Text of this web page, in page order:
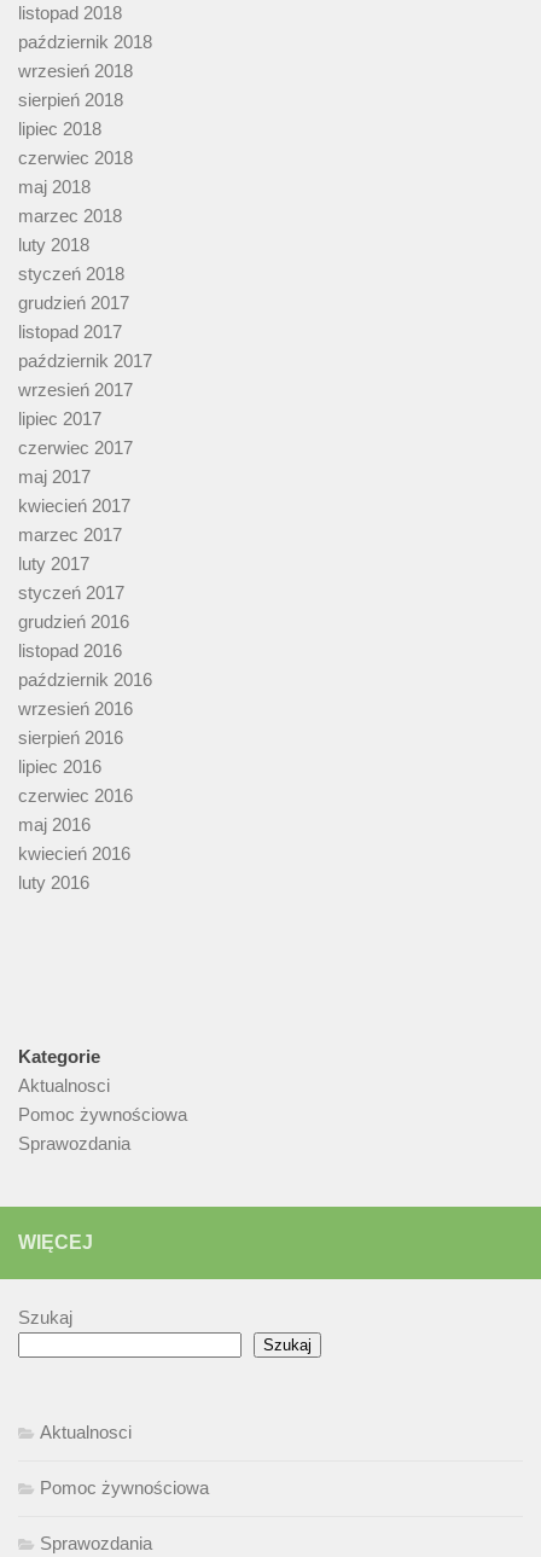
listopad 2018
październik 2018
wrzesień 2018
sierpień 2018
lipiec 2018
czerwiec 2018
maj 2018
marzec 2018
luty 2018
styczeń 2018
grudzień 2017
listopad 2017
październik 2017
wrzesień 2017
lipiec 2017
czerwiec 2017
maj 2017
kwiecień 2017
marzec 2017
luty 2017
styczeń 2017
grudzień 2016
listopad 2016
październik 2016
wrzesień 2016
sierpień 2016
lipiec 2016
czerwiec 2016
maj 2016
kwiecień 2016
luty 2016
Kategorie
Aktualnosci
Pomoc żywnościowa
Sprawozdania
WIĘCEJ
Szukaj
Szukaj
Aktualnosci
Pomoc żywnościowa
Sprawozdania